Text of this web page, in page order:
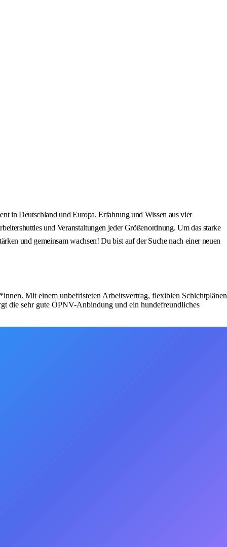
in Deutschland und Europa. Erfahrung und Wissen aus vier
und Veranstaltungen jeder Größenordnung. Um das starke
und gemeinsam wachsen! Du bist auf der Suche nach einer neuen
Mit einem unbefristeten Arbeitsvertrag, flexiblen Schichtplänen
die sehr gute ÖPNV-Anbindung und ein hundefreundliches